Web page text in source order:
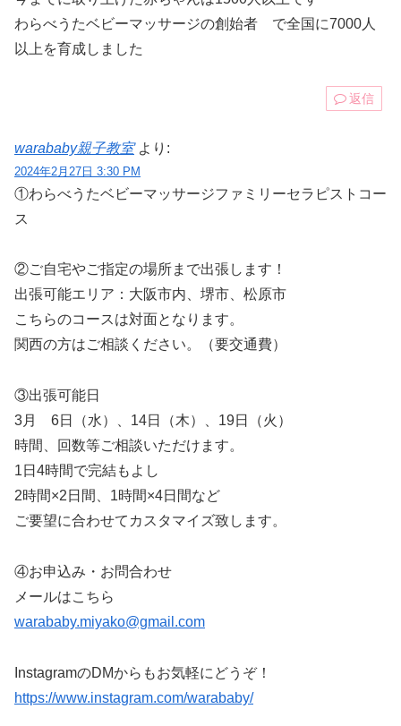
わらべうたベビーマッサージの創始者 で全国に7000人
以上を育成しました
返信
warababy親子教室 より:
2024年2月27日 3:30 PM
①わらべうたベビーマッサージファミリーセラピストコー
ス
②ご自宅やご指定の場所まで出張します！
出張可能エリア：大阪市内、堺市、松原市
こちらのコースは対面となります。
関西の方はご相談ください。（要交通費）
③出張可能日
3月 6日（水）、14日（木）、19日（火）
時間、回数等ご相談いただけます。
1日4時間で完結もよし
2時間×2日間、1時間×4日間など
ご要望に合わせてカスタマイズ致します。
④お申込み・お問合わせ
メールはこちら
warababy.miyako@gmail.com
InstagramのDMからもお気軽にどうぞ！
https://www.instagram.com/warababy/